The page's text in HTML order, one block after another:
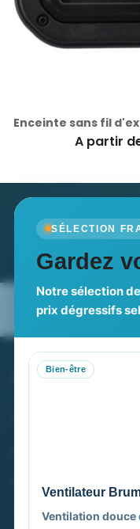
A partir
SÉLECTION
Gardez
Notre sélection
prix dégressifs
Bien-être
Ventilateur
Ventilation douce
Recevez
Nos expertises &
global
PROMENOCH
Goodies